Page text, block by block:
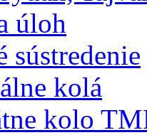
úloh
sústredenie
kolá
kolo